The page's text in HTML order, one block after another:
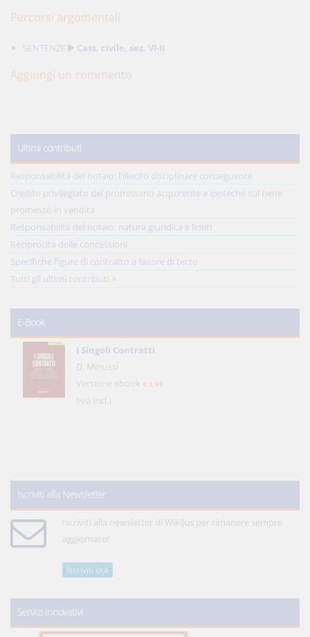
Percorsi argomentali
SENTENZE Cass. civile, sez. VI-II
Aggiungi un commento
Ultimi contributi
Responsabilità del notaio: l'illecito disciplinare conseguente
Credito privilegiato del promissario acquirente e ipoteche sul bene
promesso in vendita
Responsabilità del notaio: natura giuridica e limiti
Reciprocità delle concessioni
Specifiche figure di contratto a favore di terzo
Tutti gli ultimi contributi >
E-Book
I Singoli Contratti
D. Minussi
Versione ebook € 5,99
(iva incl.)
Iscriviti alla Newsletter
Iscriviti alla newsletter di WikiJus per rimanere sempre
aggiornato!
Iscriviti ora
Servizi innovativi